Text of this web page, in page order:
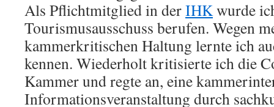
Als Pflichtmitglied in derIHKwurde
Tourismusausschuss berufen. Wegen
kammerkritischen Haltung lernte ich
kennen. Wiederholt kritisierte ich die
Kammer und regte an, eine
Informationsveranstaltung durch